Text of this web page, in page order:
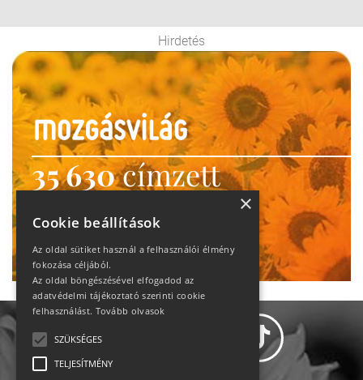
Hirdetés
35 630címzett
heti motiváció
Ne maradj le!
×
Cookie beállítások
Az oldal sütiket használ a felhasználói élmény
fokozása céljából.
Az oldal böngészésével elfogadod az
adatvédelmi tájékoztató szerinti cookie
felhasználást. Tovább olvasok
SZÜKSÉGES
TELJESÍTMÉNY